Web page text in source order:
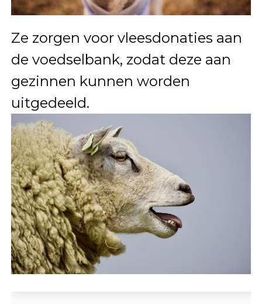
Ze zorgen voor vleesdonaties aan
de voedselbank, zodat deze aan
gezinnen kunnen worden
uitgedeeld.